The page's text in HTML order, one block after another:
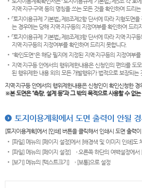
지역·지구·구역 등의 명칭을 쓰는 모든 것을 확인하여 드리
「토지이용규제 기본법」 제8조제2항 단서에 따라 지형도
는 경우에는 당해 지역·지구등의 지정여부를 확인하여 드리
「토지이용규제 기본법」 제8조제3항 단서에 따라 지역·지
지역·지구등의 지정여부를 확인하여 드리지 못합니다.
"확인도면"은 해당 필지에 지정된 지역·지구등의 지정여부
지역·지구등 안에서의 행위제한내용은 신청인의 편의를
된 행위제한 내용 외의 모든 개발행위가 법적으로 보장되는
지역·지구등 안에서의 행위제한내용은 신청인이 확인신청한
※본 도면은“측량, 설계 등”과 그 밖의 목적으로 사용할 수 없는
토지이용계획에서 도면 출력이 안될
[토지이용계획]에서 [인쇄] 버튼을 클릭해서 인쇄시 도면 출력
[파일] 메뉴의 [페이지 설정]에서 [배경색 및 이미지 인쇄]도
[파일] 메뉴의 [페이지 설정] → 오른쪽 하단의 여백설정에
[보기] 메뉴의 [텍스트크기] → [보통]으로 설정